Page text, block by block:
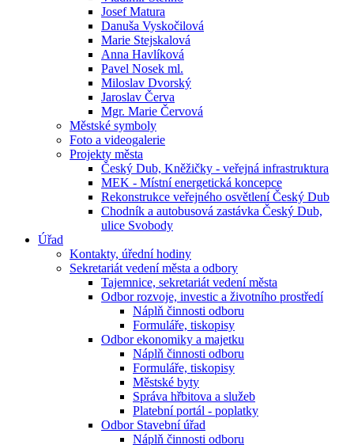
Josef Matura
Danuša Vyskočilová
Marie Stejskalová
Anna Havlíková
Pavel Nosek ml.
Miloslav Dvorský
Jaroslav Červa
Mgr. Marie Červová
Městské symboly
Foto a videogalerie
Projekty města
Český Dub, Kněžičky - veřejná infrastruktura
MEK - Místní energetická koncepce
Rekonstrukce veřejného osvětlení Český Dub
Chodník a autobusová zastávka Český Dub,
ulice Svobody
Úřad
Kontakty, úřední hodiny
Sekretariát vedení města a odbory
Tajemnice, sekretariát vedení města
Odbor rozvoje, investic a životního prostředí
Náplň činnosti odboru
Formuláře, tiskopisy
Odbor ekonomiky a majetku
Náplň činnosti odboru
Formuláře, tiskopisy
Městské byty
Správa hřbitova a služeb
Platební portál - poplatky
Odbor Stavební úřad
Náplň činnosti odboru